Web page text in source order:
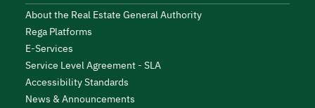
About the Real Estate General Authority
Rega Platforms
E-Services
Service Level Agreement - SLA
Accessibility Standards
News & Announcements